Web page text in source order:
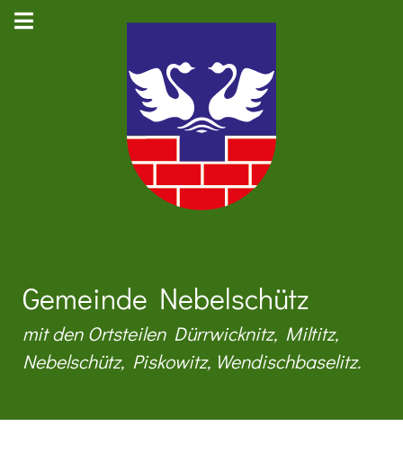
Gemeinde Nebelschütz
mit den Ortsteilen Dürrwicknitz, Miltitz,
Nebelschütz, Piskowitz, Wendischbaselitz.